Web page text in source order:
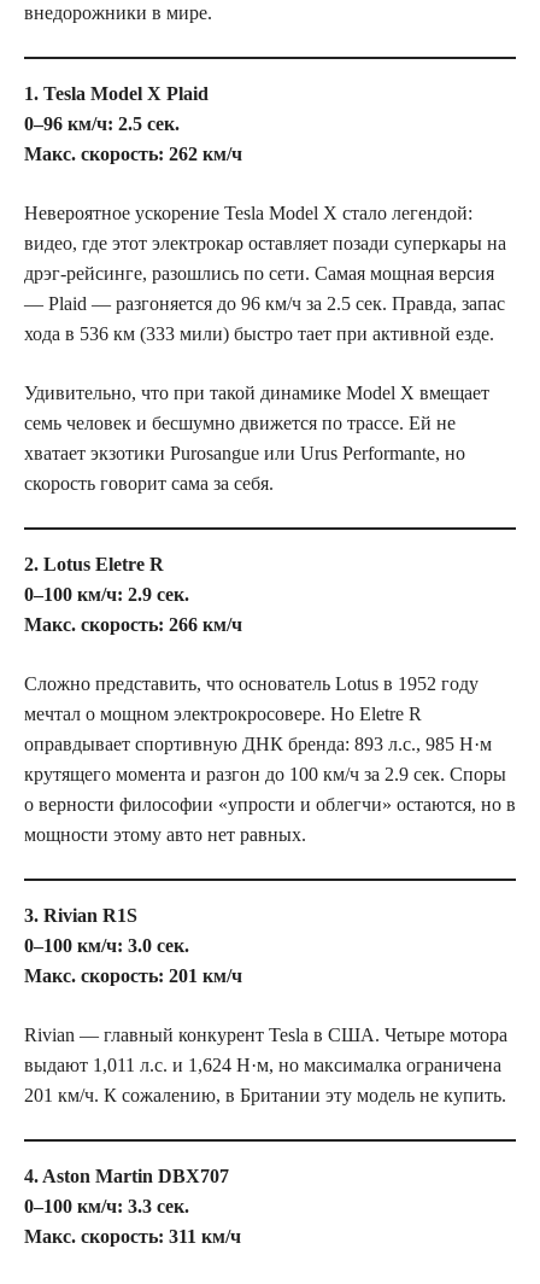
внедорожники в мире.
1. Tesla Model X Plaid
0–96 км/ч: 2.5 сек.
Макс. скорость: 262 км/ч
Невероятное ускорение Tesla Model X стало легендой:
видео, где этот электрокар оставляет позади суперкары на
дрэг-рейсинге, разошлись по сети. Самая мощная версия
— Plaid — разгоняется до 96 км/ч за 2.5 сек. Правда, запас
хода в 536 км (333 мили) быстро тает при активной езде.
Удивительно, что при такой динамике Model X вмещает
семь человек и бесшумно движется по трассе. Ей не
хватает экзотики Purosangue или Urus Performante, но
скорость говорит сама за себя.
2. Lotus Eletre R
0–100 км/ч: 2.9 сек.
Макс. скорость: 266 км/ч
Сложно представить, что основатель Lotus в 1952 году
мечтал о мощном электрокросовере. Но Eletre R
оправдывает спортивную ДНК бренда: 893 л.с., 985 Н·м
крутящего момента и разгон до 100 км/ч за 2.9 сек. Споры
о верности философии «упрости и облегчи» остаются, но в
мощности этому авто нет равных.
3. Rivian R1S
0–100 км/ч: 3.0 сек.
Макс. скорость: 201 км/ч
Rivian — главный конкурент Tesla в США. Четыре мотора
выдают 1,011 л.с. и 1,624 Н·м, но максималка ограничена
201 км/ч. К сожалению, в Британии эту модель не купить.
4. Aston Martin DBX707
0–100 км/ч: 3.3 сек.
Макс. скорость: 311 км/ч